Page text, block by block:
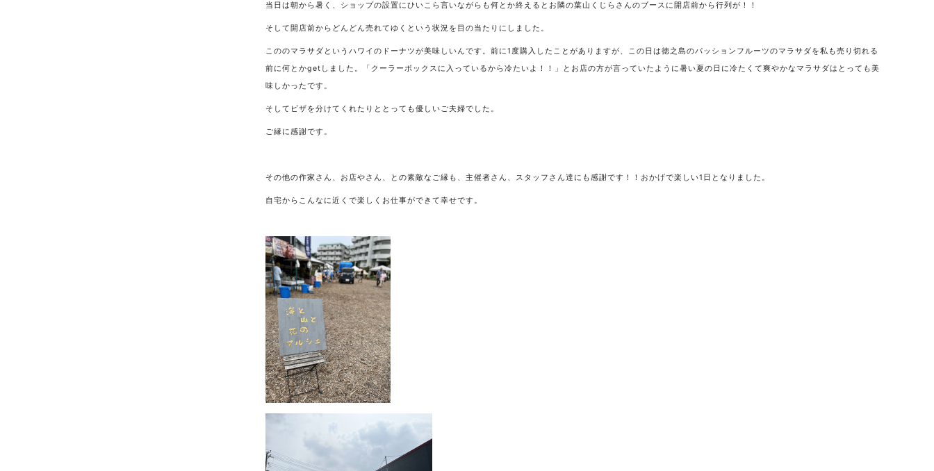
当日は朝から暑く、ショップの設置にひいこら言いながらも何とか終えるとお隣の葉山くじらさんのブースに開店前から行列が！！
そして開店前からどんどん売れてゆくという状況を目の当たりにしました。
こののマラサダというハワイのドーナツが美味しいんです。前に1度購入したことがありますが、この日は徳之島のパッションフルーツのマラサダを私も売り切れる
前に何とかgetしました。「クーラーボックスに入っているから冷たいよ！！」とお店の方が言っていたように暑い夏の日に冷たくて爽やかなマラサダはとっても美
味しかったです。
そしてピザを分けてくれたりととっても優しいご夫婦でした。
ご縁に感謝です。
その他の作家さん、お店やさん、との素敵なご縁も、主催者さん、スタッフさん達にも感謝です！！おかげで楽しい1日となりました。
自宅からこんなに近くで楽しくお仕事ができて幸せです。